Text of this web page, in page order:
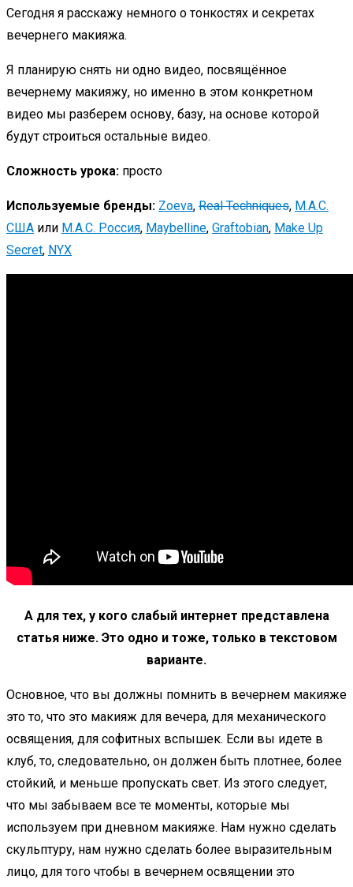
Сегодня я расскажу немного о тонкостях и секретах
вечернего макияжа.
Я планирую снять ни одно видео, посвящённое
вечернему макияжу, но именно в этом конкретном
видео мы разберем основу, базу, на основе которой
будут строиться остальные видео.
Сложность урока: просто
Используемые бренды: Zoeva, Real Techniques, M.A.C.
США или M.A.C. Россия, Maybelline, Graftobian, Make Up
Secret, NYX
А для тех, у кого слабый интернет представлена
статья ниже. Это одно и тоже, только в текстовом
варианте.
Основное, что вы должны помнить в вечернем макияже
это то, что это макияж для вечера, для механического
освящения, для софитных вспышек. Если вы идете в
клуб, то, следовательно, он должен быть плотнее, более
стойкий, и меньше пропускать свет. Из этого следует,
что мы забываем все те моменты, которые мы
используем при дневном макияже. Нам нужно сделать
скульптуру, нам нужно сделать более выразительным
лицо, для того чтобы в вечернем освящении это